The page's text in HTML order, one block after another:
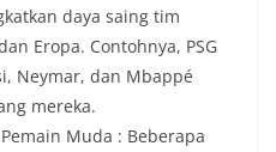
daya saing tim
Eropa. Contohnya, PSG
Neymar, dan Mbappé
mereka.
Muda : Beberapa